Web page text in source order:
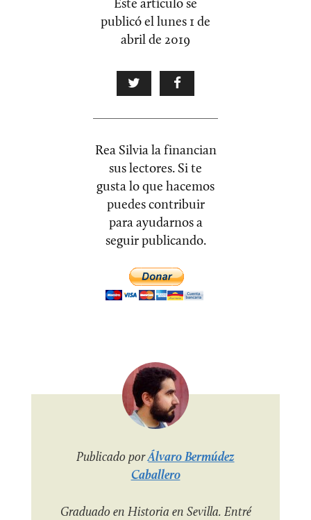
publicó el lunes 1 de
abril de 2019
Rea Silvia la financian
sus lectores. Si te
gusta lo que hacemos
puedes contribuir
para ayudarnos a
seguir publicando.
Publicado porÁlvaro Bermúdez
Caballero
Graduado en Historia en Sevilla. Entré